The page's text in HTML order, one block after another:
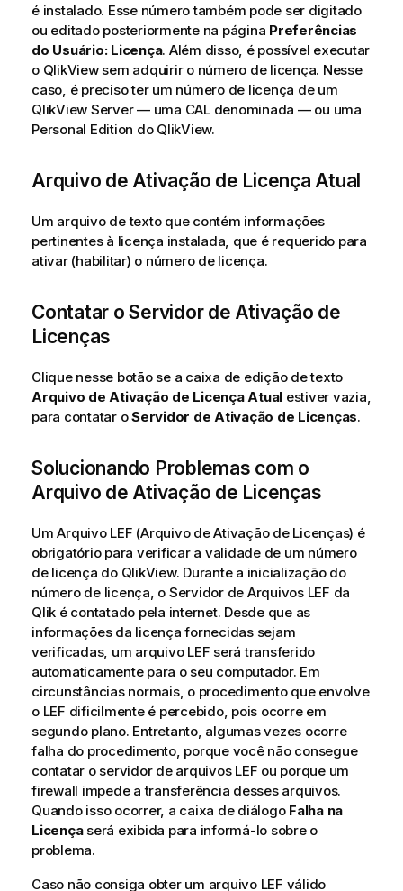
é instalado. Esse número também pode ser digitado
ou editado posteriormente na página Preferências
do Usuário: Licença. Além disso, é possível executar
o QlikView sem adquirir o número de licença. Nesse
caso, é preciso ter um número de licença de um
QlikView Server — uma CAL denominada — ou uma
Personal Edition do QlikView.
Arquivo de Ativação de Licença Atual
Um arquivo de texto que contém informações
pertinentes à licença instalada, que é requerido para
ativar (habilitar) o número de licença.
Contatar o Servidor de Ativação de
Licenças
Clique nesse botão se a caixa de edição de texto
Arquivo de Ativação de Licença Atual estiver vazia,
para contatar oServidor de Ativação de Licenças.
Solucionando Problemas com o
Arquivo de Ativação de Licenças
Um Arquivo LEF (Arquivo de Ativação de Licenças) é
obrigatório para verificar a validade de um número
de licença do QlikView. Durante a inicialização do
número de licença, o Servidor de Arquivos LEF da
Qlik é contatado pela internet. Desde que as
informações da licença fornecidas sejam
verificadas, um arquivo LEF será transferido
automaticamente para o seu computador. Em
circunstâncias normais, o procedimento que envolve
o LEF dificilmente é percebido, pois ocorre em
segundo plano. Entretanto, algumas vezes ocorre
falha do procedimento, porque você não consegue
contatar o servidor de arquivos LEF ou porque um
firewall impede a transferência desses arquivos.
Quando isso ocorrer, a caixa de diálogo Falha na
Licençaserá exibida para informá-lo sobre o
problema.
Caso não consiga obter um arquivo LEF válido